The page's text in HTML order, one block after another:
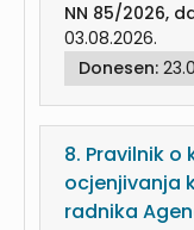
NN 85/2026,
03.08.2026.
Donesen:
8. Pravilnik o
ocjenjivanja
radnika